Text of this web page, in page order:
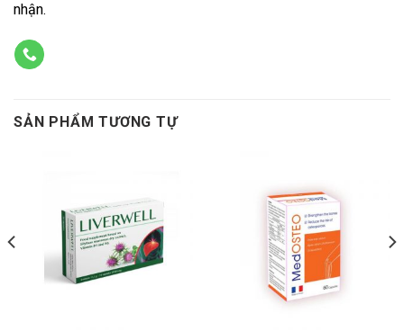
nhận.
SẢN PHẨM TƯƠNG TỰ